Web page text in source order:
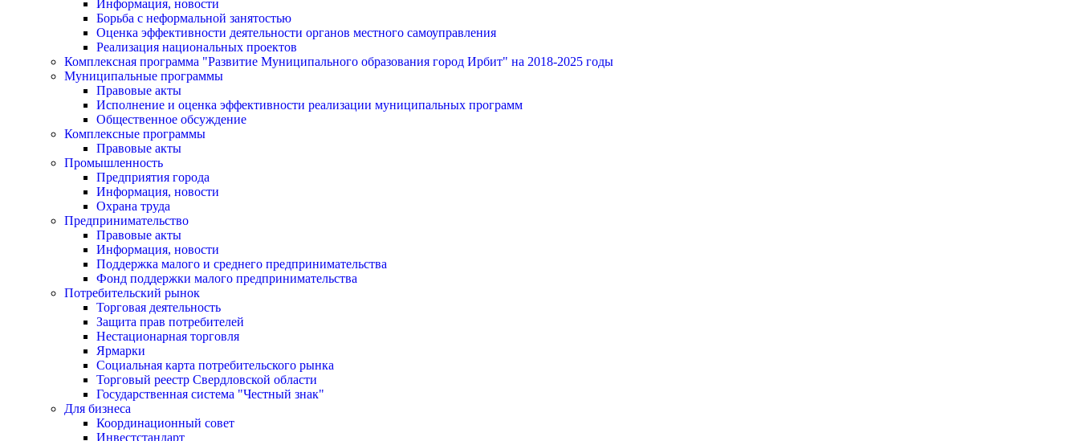
Информация, новости
Борьба с неформальной занятостью
Оценка эффективности деятельности органов местного самоуправления
Реализация национальных проектов
Комплексная программа "Развитие Муниципального образования город Ирбит" на 2018-2025 годы
Муниципальные программы
Правовые акты
Исполнение и оценка эффективности реализации муниципальных программ
Общественное обсуждение
Комплексные программы
Правовые акты
Промышленность
Предприятия города
Информация, новости
Охрана труда
Предпринимательство
Правовые акты
Информация, новости
Поддержка малого и среднего предпринимательства
Фонд поддержки малого предпринимательства
Потребительский рынок
Торговая деятельность
Защита прав потребителей
Нестационарная торговля
Ярмарки
Социальная карта потребительского рынка
Торговый реестр Свердловской области
Государственная система "Честный знак"
Для бизнеса
Координационный совет
Инвестстандарт